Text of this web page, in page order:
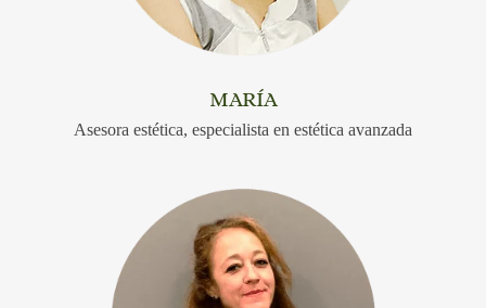
MARÍA
Asesora estética, especialista en estética avanzada